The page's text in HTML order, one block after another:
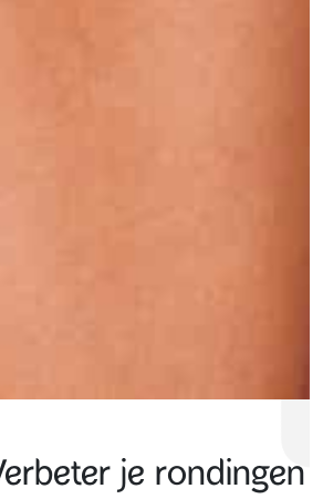
je rondingen